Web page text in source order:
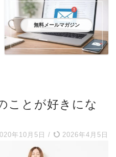
無料メールマガジン
ことが好きにな
年10月5日 / 2026年4月5日